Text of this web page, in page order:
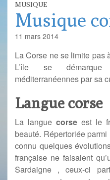
MUSIQUE
Musique
11 mars 2014
La Corse ne se limite pas
L’île se
méditerranéennes par sa
Langue corse
La langue corseest le
beauté. Répertoriée
connu quelques
française ne faisaient
Sardaigne , ceux-ci